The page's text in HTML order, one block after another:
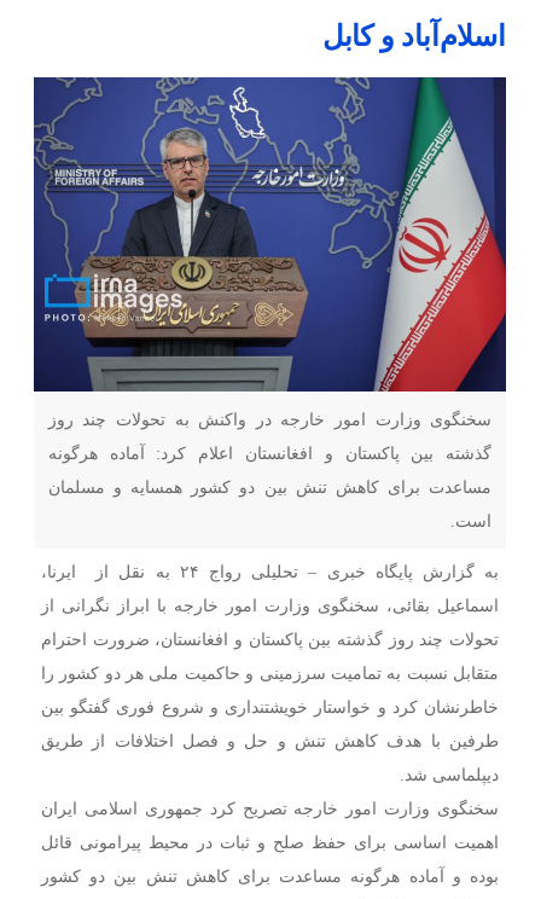
اسلام‌آباد و کابل
سخنگوی وزارت امور خارجه در واکنش به تحولات چند روز
گذشته بین پاکستان و افغانستان اعلام کرد: آماده هرگونه
مساعدت برای کاهش تنش بین دو کشور همسایه و مسلمان
است.
به گزارش پایگاه خبری – تحلیلی رواج ۲۴ به نقل از ایرنا،
اسماعیل بقائی، سخنگوی وزارت امور خارجه با ابراز نگرانی از
تحولات چند روز گذشته بین پاکستان و افغانستان، ضرورت احترام
متقابل نسبت به تمامیت سرزمینی و حاکمیت ملی هر دو کشور را
خاطرنشان کرد و خواستار خویشتنداری و شروع فوری گفتگو بین
طرفین با هدف کاهش تنش و حل و فصل اختلافات از طریق
دیپلماسی شد.
سخنگوی وزارت امور خارجه تصریح کرد جمهوری اسلامی ایران
اهمیت اساسی برای حفظ صلح و ثبات در محیط پیرامونی قائل
بوده و آماده هرگونه مساعدت برای کاهش تنش بین دو کشور